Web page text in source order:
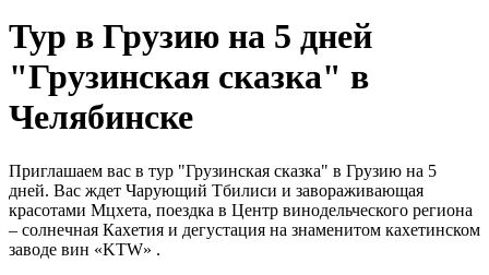
Тур в Грузию на 5 дней
"Грузинская сказка" в
Челябинске
Приглашаем вас в тур "Грузинская сказка" в Грузию на 5
дней. Вас ждет Чарующий Тбилиси и завораживающая
красотами Мцхета, поездка в Центр винодельческого региона
– солнечная Кахетия и дегустация на знаменитом кахетинском
заводе вин «KTW» .